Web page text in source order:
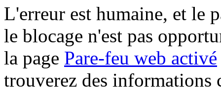
L'erreur est humaine, et le
le blocage n'est pas
la page Pare-feu web activé
trouverez des informations